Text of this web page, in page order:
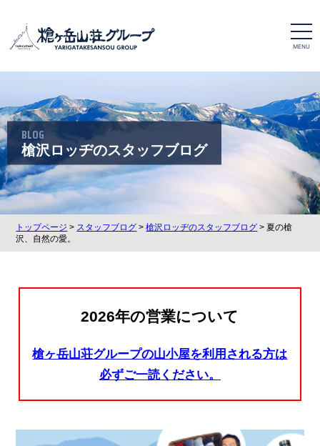
t
o
g
l
n
a
v
g
a
o
n
BLOG
槍沢ロッヂのスタッフブログ
トップページ > スタッフブログ >槍沢ロッヂのスタッフブログ > 夏の槍
沢、自然の愛。
2026年の営業について
槍ヶ岳山荘グループの山小屋を利用される方は
必ずご一読ください。